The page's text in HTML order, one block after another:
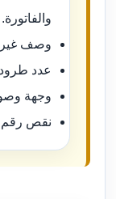
والفاتورة.
وصف غير
عدد
وجهة
نقص رقم